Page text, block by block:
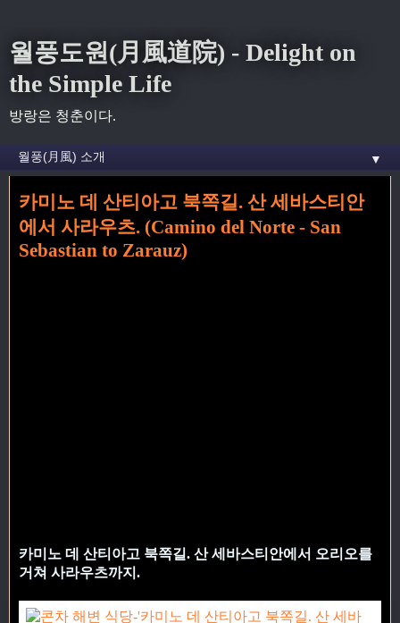
월풍도원(月風道院) - Delight on
the Simple Life
방랑은 청춘이다.
▼
홈» 산 세바스티안 꼬리가 달린 글
카미노 데 산티아고 북쪽길. 산 세바스티안
에서 사라우츠. (Camino del Norte - San
Sebastian to Zarauz)
카미노 데 산티아고 북쪽길. 산 세바스티안에서 오리오를
거쳐 사라우츠까지.